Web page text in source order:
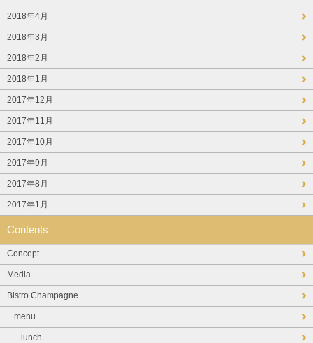
2018年4月
2018年3月
2018年2月
2018年1月
2017年12月
2017年11月
2017年10月
2017年9月
2017年8月
2017年1月
Contents
Concept
Media
Bistro Champagne
menu
lunch